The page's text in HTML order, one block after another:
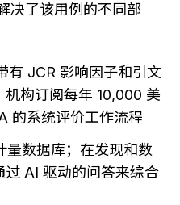
决了该用例的不同部
有 JCR 影响因子和引文
构订阅每年 10,000 美
的系统评价工作流程
数据库；在发现和数
AI 驱动的问答来综合